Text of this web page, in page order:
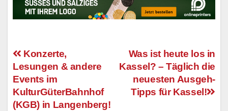
Beitragsnavigation
Was ist heute los in
Kassel? – Täglich die
neuesten Ausgeh-
Tipps für Kassel!
Konzerte,
Lesungen & andere
Events im
KulturGüterBahnhof
(KGB) in Langenberg!